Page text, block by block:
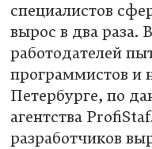
специалистов
вырос в два раза.
работодателей
программистов и
Петербурге, по
агентства
разработчиков